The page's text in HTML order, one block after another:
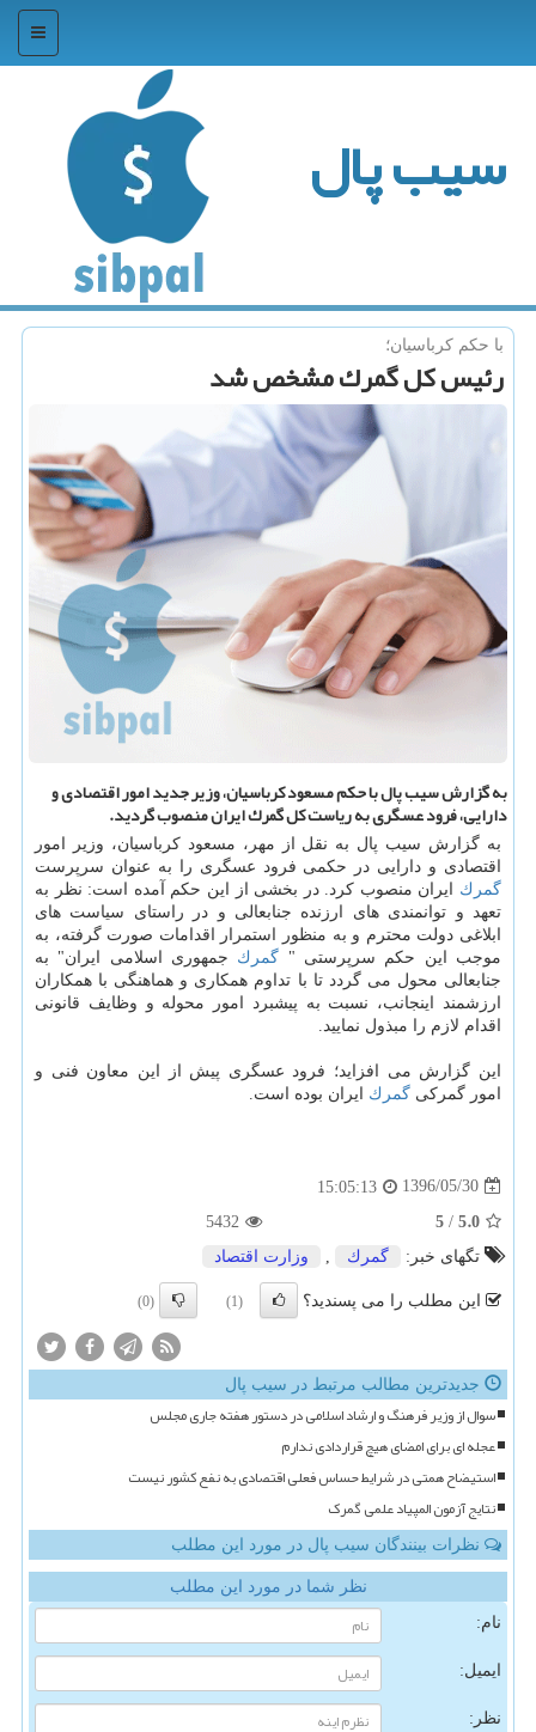
منو
سیب پال
با حكم كرباسیان؛
رئیس كل گمرك مشخص شد
به گزارش سیب پال با حكم مسعود كرباسیان، وزیر جدید امور اقتصادی و
دارایی، فرود عسگری به ریاست كل گمرك ایران منصوب گردید.
به گزارش سیب پال به نقل از مهر، مسعود كرباسیان، وزیر امور
اقتصادی و دارایی در حكمی فرود عسگری را به عنوان سرپرست
گمرك ایران منصوب كرد. در بخشی از این حكم آمده است: نظر به
تعهد و توانمندی های ارزنده جنابعالی و در راستای سیاست های
ابلاغی دولت محترم و به منظور استمرار اقدامات صورت گرفته، به
موجب این حكم سرپرستی " گمرك جمهوری اسلامی ایران" به
جنابعالی محول می گردد تا با تداوم همكاری و هماهنگی با همكاران
ارزشمند اینجانب، نسبت به پیشبرد امور محوله و وظایف قانونی
اقدام لازم را مبذول نمایید.
این گزارش می افزاید؛ فرود عسگری پیش از این معاون فنی و
امور گمركی گمرك ایران بوده است.
1396/05/30
15:05:13
5.0
/
5
5432
تگهای خبر:
گمرك , وزارت اقتصاد
این مطلب را می پسندید؟ (1)
(0)
جدیدترین مطالب مرتبط در سیب پال
سوال از وزیر فرهنگ و ارشاد اسلامی در دستور هفته جاری مجلس
عجله ای برای امضای هیچ قراردادی ندارم
استیضاح همتی در شرایط حساس فعلی اقتصادی به نفع کشور نیست
نتایج آزمون المپیاد علمی گمرک
نظرات بینندگان سیب پال در مورد این مطلب
نظر شما در مورد این مطلب
نام:
ایمیل:
نظر: